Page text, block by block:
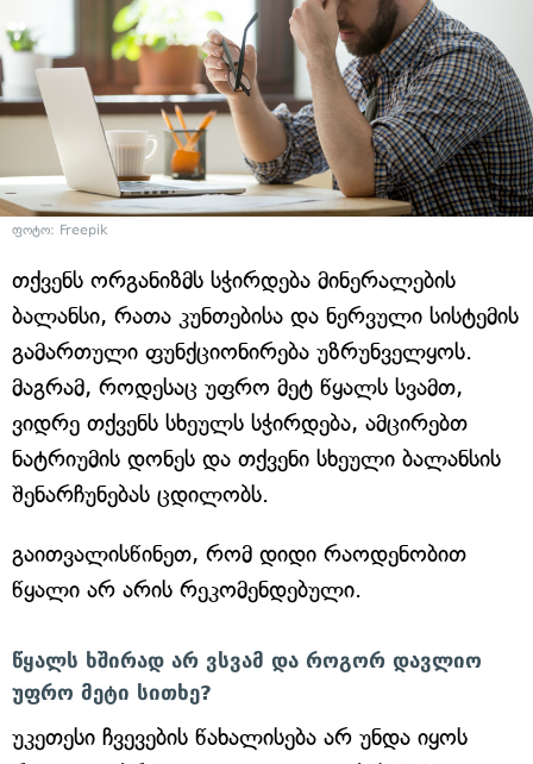
ფოტო: Freepik
თქვენს ორგანიზმს სჭირდება მინერალების
ბალანსი, რათა კუნთებისა და ნერვული სისტემის
გამართული ფუნქციონირება უზრუნველყოს.
მაგრამ, როდესაც უფრო მეტ წყალს სვამთ,
ვიდრე თქვენს სხეულს სჭირდება, ამცირებთ
ნატრიუმის დონეს და თქვენი სხეული ბალანსის
შენარჩუნებას ცდილობს.
გაითვალისწინეთ, რომ დიდი რაოდენობით
წყალი არ არის რეკომენდებული.
წყალს ხშირად არ ვსვამ და როგორ დავლიო
უფრო მეტი სითხე?
უკეთესი ჩვევების წახალისება არ უნდა იყოს